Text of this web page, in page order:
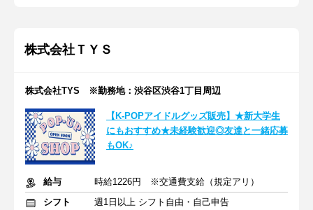
株式会社ＴＹＳ
株式会社TYS ※勤務地：渋谷区渋谷1丁目周辺
【K-POPアイドルグッズ販売】★新大学生
にもおすすめ★未経験歓迎◎友達と一緒応募
もOK♪
給与
時給1226円 ※交通費支給（規定アリ）
シフト
週1日以上 シフト自由・自己申告